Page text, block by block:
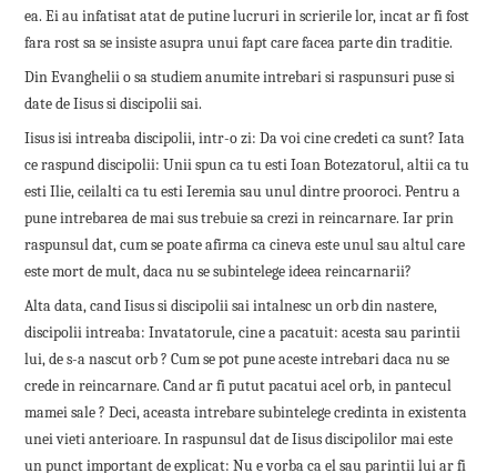
ea. Ei au infatisat atat de putine lucruri in scrierile lor, incat ar fi fost
fara rost sa se insiste asupra unui fapt care facea parte din traditie.
Din Evanghelii o sa studiem anumite intrebari si raspunsuri puse si
date de Iisus si discipolii sai.
Iisus isi intreaba discipolii, intr-o zi: Da voi cine credeti ca sunt? Iata
ce raspund discipolii: Unii spun ca tu esti Ioan Botezatorul, altii ca tu
esti Ilie, ceilalti ca tu esti Ieremia sau unul dintre prooroci. Pentru a
pune intrebarea de mai sus trebuie sa crezi in reincarnare. Iar prin
raspunsul dat, cum se poate afirma ca cineva este unul sau altul care
este mort de mult, daca nu se subintelege ideea reincarnarii?
Alta data, cand Iisus si discipolii sai intalnesc un orb din nastere,
discipolii intreaba: Invatatorule, cine a pacatuit: acesta sau parintii
lui, de s-a nascut orb ? Cum se pot pune aceste intrebari daca nu se
crede in reincarnare. Cand ar fi putut pacatui acel orb, in pantecul
mamei sale ? Deci, aceasta intrebare subintelege credinta in existenta
unei vieti anterioare. In raspunsul dat de Iisus discipolilor mai este
un punct important de explicat: Nu e vorba ca el sau parintii lui ar fi